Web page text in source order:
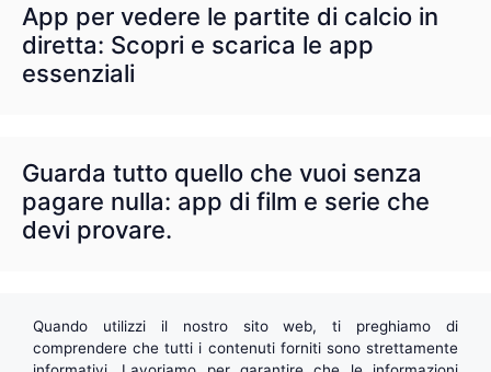
App per vedere le partite di calcio in
diretta: Scopri e scarica le app
essenziali
Guarda tutto quello che vuoi senza
pagare nulla: app di film e serie che
devi provare.
Quando utilizzi il nostro sito web, ti preghiamo di
comprendere che tutti i contenuti forniti sono strettamente